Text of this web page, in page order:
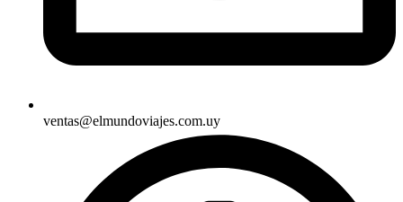
ventas@elmundoviajes.com.uy